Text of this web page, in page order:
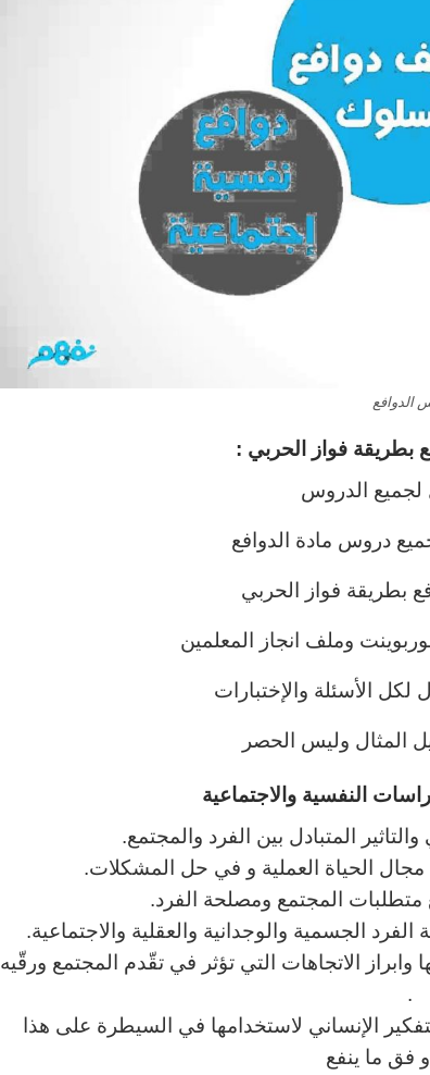
الدوافع
بطريقة فواز الحربي :
لجميع الدروس
دروس مادة الدوافع
بطريقة فواز الحربي
وملف انجاز المعلمين
لكل الأسئلة والإختبارات
المثال وليس الحصر
النفسية والاجتماعية
الاتجاهات التي تؤثر في تقّدم المجتمع ورقّيه
.
الإنساني لاستخدامها في السيطرة على هذا
و فق ما ينفع